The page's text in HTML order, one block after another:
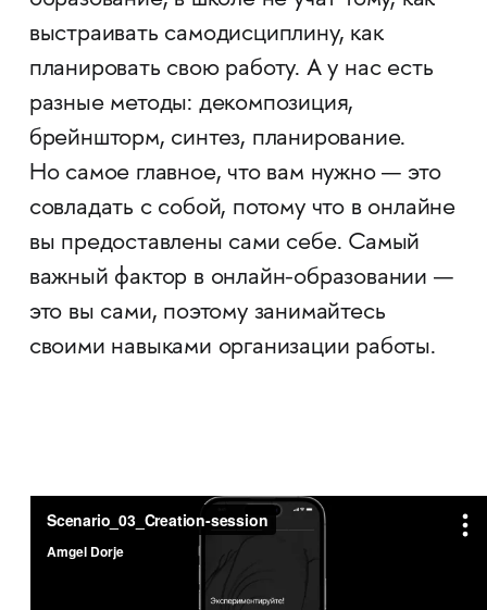
выстраивать самодисциплину, как
планировать свою работу. А у нас есть
разные методы: декомпозиция,
брейншторм, синтез, планирование.
Но самое главное, что вам нужно — это
совладать с собой, потому что в онлайне
вы предоставлены сами себе. Самый
важный фактор в онлайн-образовании —
это вы сами, поэтому занимайтесь
своими навыками организации работы.